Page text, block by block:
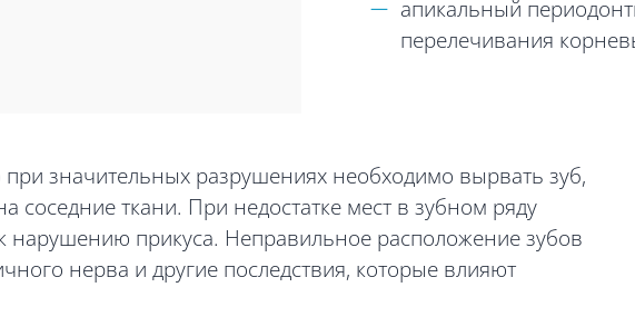
апикальный
перелечивания
при значительных разрушениях необходимо вырвать зуб,
соседние ткани. При недостатке мест в зубном ряду
нарушению прикуса. Неправильное расположение зубов
нерва и другие последствия, которые влияют